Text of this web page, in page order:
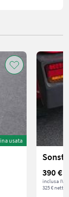
usata
390 €
inclusa IVA
325 € netto